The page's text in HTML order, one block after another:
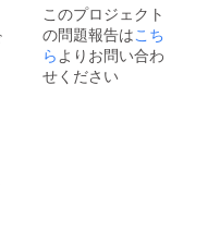
このプロジェクト
の問題報告はこち
ら よりお問い合わ
せください